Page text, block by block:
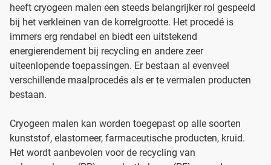
heeft cryogeen malen een steeds belangrijker rol gespeeld
bij het verkleinen van de korrelgrootte. Het procedé is
immers erg rendabel en biedt een uitstekend
energierendement bij recycling en andere zeer
uiteenlopende toepassingen. Er bestaan al evenveel
verschillende maalprocedés als er te vermalen producten
bestaan.
Cryogeen malen kan worden toegepast op alle soorten
kunststof, elastomeer, farmaceutische producten, kruid.
Het wordt aanbevolen voor de recycling van